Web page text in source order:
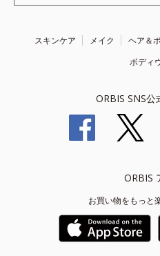
スキンケア メイク ヘア＆
ボディ
ORBIS SNS公
ORBIS
お買い物をもっと